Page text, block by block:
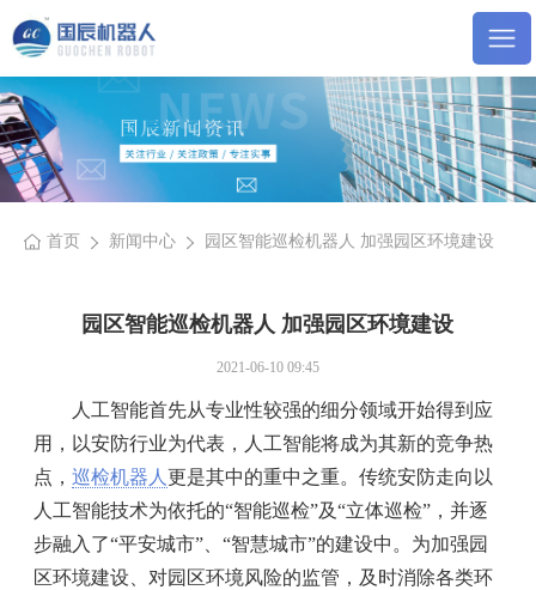
首页 新闻中心 园区智能巡检机器人 加强园区环境建设
园区智能巡检机器人 加强园区环境建设
2021-06-10 09:45
人工智能首先从专业性较强的细分领域开始得到应
用，以安防行业为代表，人工智能将成为其新的竞争热
点，巡检机器人更是其中的重中之重。传统安防走向以
人工智能技术为依托的“智能巡检”及“立体巡检”，并逐
步融入了“平安城市”、“智慧城市”的建设中。为加强园
区环境建设、对园区环境风险的监管，及时消除各类环